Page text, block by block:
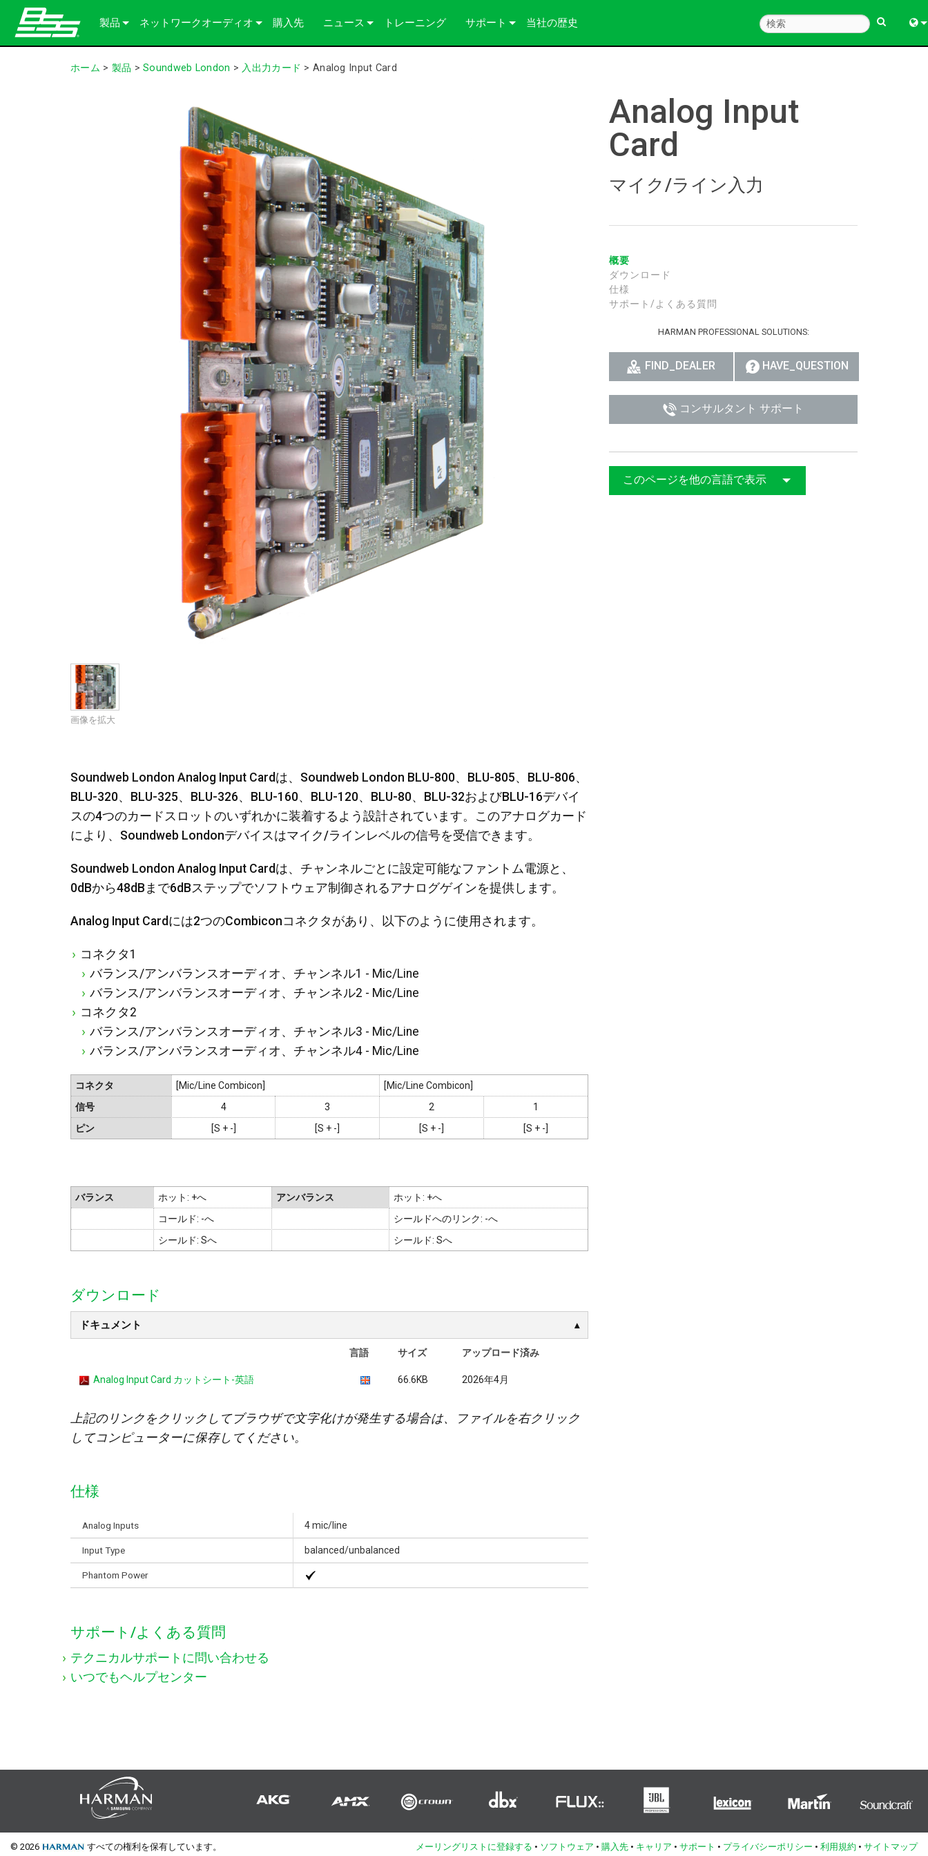
製品
Video & USB Distribution
600 Series
300 Series
200 Series
ユーザーインターフェース
タッチパネル
キーパッド
設定・管理ソフトウェア
AVX Suite
固定I/Oデバイス
Break-In / Break-Out Boxes
BLU link Amplifiers
コントローラー
入出力カード
ネットワークオーディオ 購入先 ニュース トレーニング サポート
製品登録
サービス
当社の歴史
ホーム > 製品 >Soundweb London > 入出力カード >Analog Input Card
画像を拡大
Soundweb London Analog Input Cardは、Soundweb London BLU-800、BLU-805、BLU-806、
BLU-320、BLU-325、BLU-326、BLU-160、BLU-120、BLU-80、BLU-32およびBLU-16デバイ
スの4つのカードスロットのいずれかに装着するよう設計されています。このアナログカード
により、Soundweb Londonデバイスはマイク/ラインレベルの信号を受信できます。
Soundweb London Analog Input Cardは、チャンネルごとに設定可能なファントム電源と、
0dBから48dBまで6dBステップでソフトウェア制御されるアナログゲインを提供します。
Analog Input Cardには2つのCombiconコネクタがあり、以下のように使用されます。
コネクタ1
バランス/アンバランスオーディオ、チャンネル1 - Mic/Line
バランス/アンバランスオーディオ、チャンネル2 - Mic/Line
コネクタ2
バランス/アンバランスオーディオ、チャンネル3 - Mic/Line
バランス/アンバランスオーディオ、チャンネル4 - Mic/Line
コネクタ [Mic/Line Combicon]
[Mic/Line Combicon]
信号
4 3 2
1
ピン
[S + -] [S + -] [S + -] [S + -]
バランス ホット: +へ アンバランス
ホット: +へ
コールド: -へ
シールドへのリンク: -へ
シールド: Sへ
シールド: Sへ
ダウンロード
ドキュメント
言語 サイズ アップロード済み
Analog Input Card カットシート-英語 66.6KB 2026年4月
上記のリンクをクリックしてブラウザで文字化けが発生する場合は、ファイルを右クリック
してコンピューターに保存してください。
仕様
Analog Inputs 4 mic/line
Input Type balanced/unbalanced
Phantom Power
サポート/よくある質問
テクニカルサポートに問い合わせる
いつでもヘルプセンター
Analog Input
Card
マイク/ライン入力
概要
ダウンロード
仕様
サポート/よくある質問
HARMAN PROFESSIONAL SOLUTIONS:
FIND_DEALER HAVE_QUESTION
コンサルタント サポート
このページを他の言語で表示
© 2026 すべての権利を保有しています。 メーリングリストに登録する • ソフトウェア • 購入先 • キャリア • サポート • プライバシーポリシー • 利用規約 • サイトマップ